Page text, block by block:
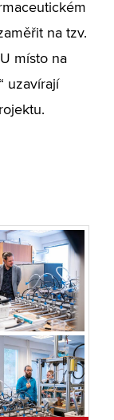
na tzv.
místo na
uzavírají